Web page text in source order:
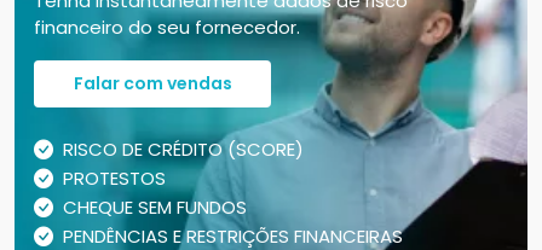
financeiro do seu fornecedor.
Falar com vendas
RISCO DE CRÉDITO (SCORE)
PROTESTOS
CHEQUE SEM FUNDOS
PENDÊNCIAS E RESTRIÇÕES FINANCEIRAS